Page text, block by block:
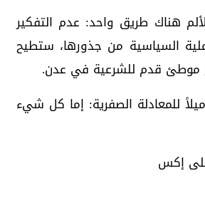
هناك طريق واحد: عدم التفكير
السياسية من جذورها، ستطيح
موطئ قدم للشرعية في عدن.
ميلاً للمعادلة الصفرية: إما كل شيء
إكس